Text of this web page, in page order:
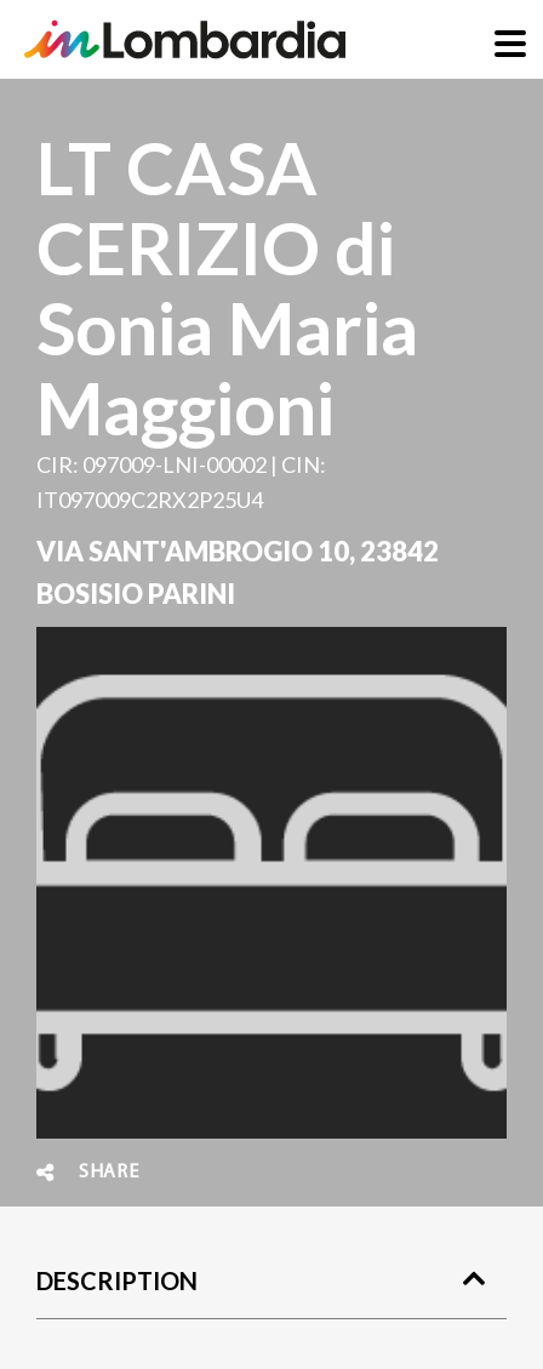
contentLT CASA
CERIZIO di
Sonia Maria
Maggioni
CIR: 097009-LNI-00002 | CIN:
IT097009C2RX2P25U4
VIA SANT'AMBROGIO 10,23842
BOSISIO PARINI
SHARE
DESCRIPTION